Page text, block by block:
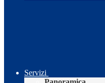
Servizi